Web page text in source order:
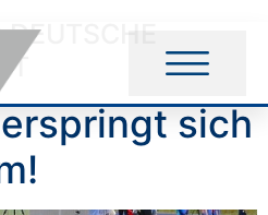
DEUTSCHE
sich